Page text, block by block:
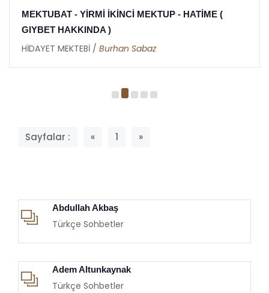
MEKTUBAT - YİRMİ İKİNCİ MEKTUP - HATİME (
GIYBET HAKKINDA )
HİDAYET MEKTEBİ / Burhan Sabaz
Sayfalar : « 1 »
Abdullah Akbaş
Türkçe Sohbetler
Adem Altunkaynak
Türkçe Sohbetler